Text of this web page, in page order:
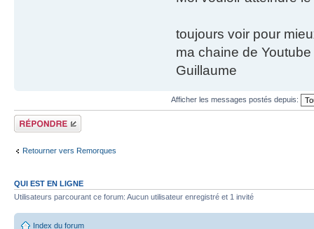
toujours voir pour
ma chaine de
Guillaume
Afficher les messages postés depuis:
Répondre
Retourner vers Remorques
QUI EST EN LIGNE
Utilisateurs parcourant ce forum: Aucun utilisateur enregistré et 1 invité
Index du forum